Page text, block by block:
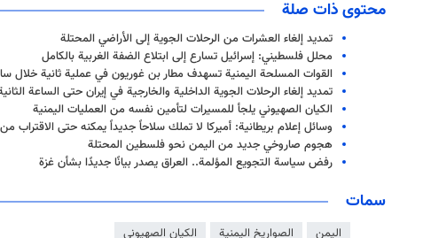
محتوى ذات صلة
تمديد إلغاء العشرات من الرحلات الجوية إلى الأراضي المحتلة
محلل فلسطيني: إسرائيل تسارع إلى ابتلاع الضفة الغربية بالكامل
القوات المسلحة اليمنية تسهدف مطار بن غوريون في عملية ثانية خلال
تمديد إلغاء الرحلات الجوية الداخلية والخارجية في إيران حتى الساعة
الكيان الصهيوني يلجأ للمسيرات لتأمين نفسه من العمليات اليمنية
وسائل إعلام بريطانية: أميركا لا تملك سلاحاً جديداً يمكنه حتى الاقتراب
هجوم صاروخي جديد من اليمن نحو فلسطين المحتلة
رفض سياسة التجويع المؤلمة.. العراق يصدر بيانًا جديدًا بشأن غزة
سمات
اليمن الصواريخ اليمنية الكيان الصهيوني